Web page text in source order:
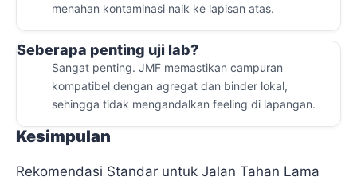
menahan kontaminasi naik ke lapisan atas.
Seberapa penting uji lab?
Sangat penting. JMF memastikan campuran
kompatibel dengan agregat dan binder lokal,
sehingga tidak mengandalkan feeling di lapangan.
Kesimpulan
Rekomendasi Standar untuk Jalan Tahan Lama